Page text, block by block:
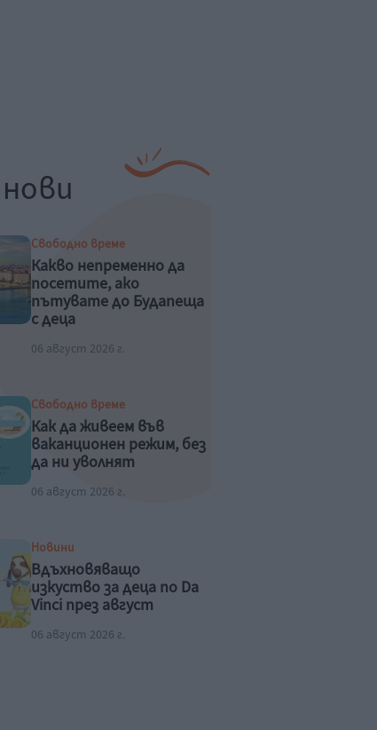
Свободно време
Какво непременно да
посетите, ако
пътувате до Будапеща
с деца
06 август 2026 г.
Свободно време
Как да живеем във
ваканционен режим, без
да ни уволнят
06 август 2026 г.
Новини
Вдъхновяващо
изкуство за деца по Da
Vinci през август
06 август 2026 г.